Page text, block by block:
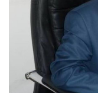
4-уми
шоири